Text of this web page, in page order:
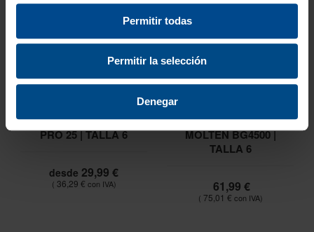
Permitir todas
Permitir la selección
Denegar
BALÓN BALONCESTO
PRO 25 | TALLA 6
desde 29,99 €
36,29 €
BALÓN BALONCESTO
MOLTEN BG4500 |
TALLA 6
61,99 €
75,01 €